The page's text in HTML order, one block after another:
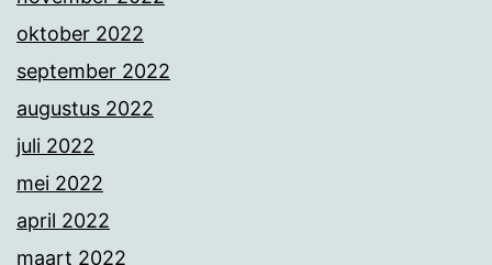
oktober 2022
september 2022
augustus 2022
juli 2022
mei 2022
april 2022
maart 2022